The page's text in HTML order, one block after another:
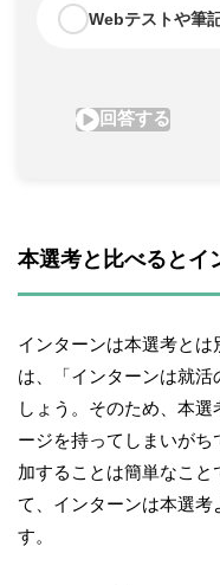
本選考と比べるとイ
インターンは本選考と
は、「インターンは就
しょう。そのため、本
ージを持ってしまいが
加することは簡単なこ
て、インターンは本選
す。